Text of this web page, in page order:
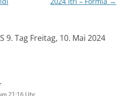
9. Tag Freitag, 10. Mai 2024
21:16 Uhr